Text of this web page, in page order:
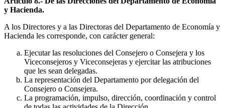
y Hacienda.
A los Directores y a las Directoras del Departamento de Economía y
Hacienda les corresponde, con carácter general:
Ejecutar las resoluciones del Consejero o Consejera y los
Viceconsejeros y Viceconsejeras y ejercitar las atribuciones
que les sean delegadas.
La representación del Departamento por delegación del
Consejero o Consejera.
La programación, impulso, dirección, coordinación y control